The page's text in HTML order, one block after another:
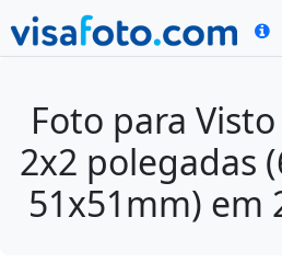
Foto para
2x2 polegadas
51x51mm) em